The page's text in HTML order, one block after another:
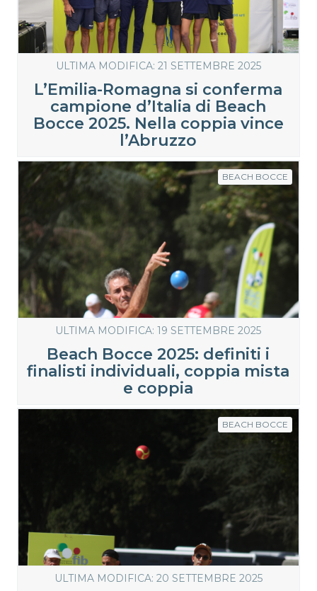
ULTIMA MODIFICA: 21 SETTEMBRE 2025
L’Emilia-Romagna si conferma
campione d’Italia di Beach
Bocce 2025. Nella coppia vince
l’Abruzzo
ULTIMA MODIFICA: 19 SETTEMBRE 2025
Beach Bocce 2025: definiti i
finalisti individuali, coppia mista
e coppia
BEACH BOCCE
ULTIMA MODIFICA: 20 SETTEMBRE 2025
BEACH BOCCE